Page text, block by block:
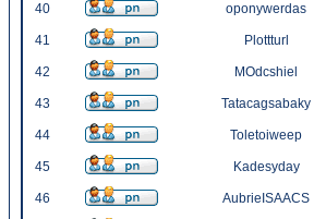
40 oponywerdas
41 Plottturl
42 MOdcshiel
43 Tatacagsabaky
44 Toletoiweep
45 Kadesyday
46 AubrieISAACS